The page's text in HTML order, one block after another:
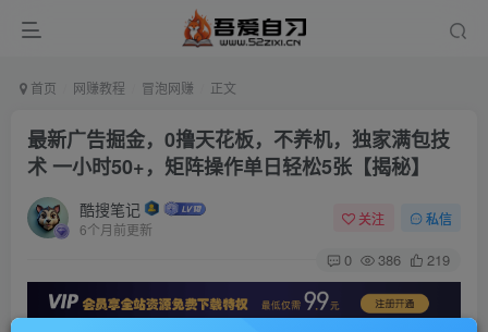
首页 网赚教程 冒泡网赚 正文
最新广告掘金，0撸天花板，不养机，独家满包技
术 一小时50+，矩阵操作单日轻松5张【揭秘】
酷搜笔记
6个月前更新
关注 私信
0 386 219